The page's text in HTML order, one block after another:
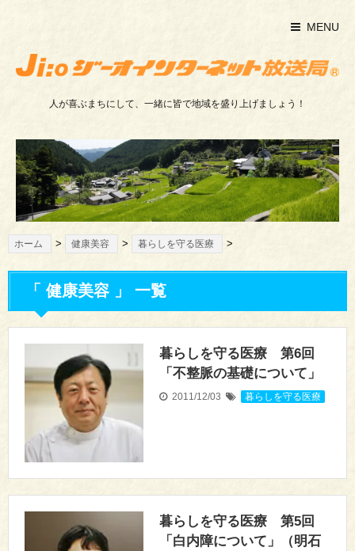
MENU
人が喜ぶまちにして、一緒に皆で地域を盛り上げましょう！
ホーム > 健康美容 > 暮らしを守る医療 >
「 健康美容 」 一覧
暮らしを守る医療 第6回
「不整脈の基礎について」
2011/12/03 暮らしを守る医療
暮らしを守る医療 第5回
「白内障について」（明石